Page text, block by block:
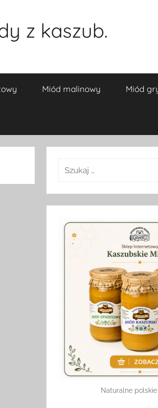
z kaszub.
Miód malinowy Miód
Szukaj:
Naturalne